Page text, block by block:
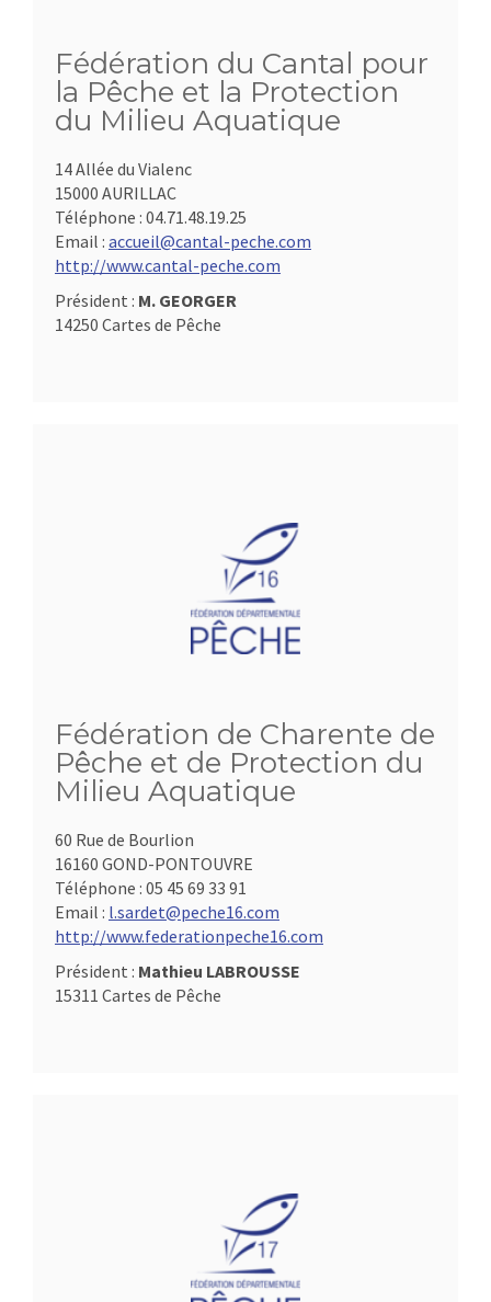
Fédération du Cantal pour
la Pêche et la Protection
du Milieu Aquatique
14 Allée du Vialenc
15000 AURILLAC
Téléphone : 04.71.48.19.25
Email : accueil@cantal-peche.com
http://www.cantal-peche.com
Président : M. GEORGER
14250 Cartes de Pêche
Fédération de Charente de
Pêche et de Protection du
Milieu Aquatique
60 Rue de Bourlion
16160 GOND-PONTOUVRE
Téléphone : 05 45 69 33 91
Email : l.sardet@peche16.com
http://www.federationpeche16.com
Président : Mathieu LABROUSSE
15311 Cartes de Pêche